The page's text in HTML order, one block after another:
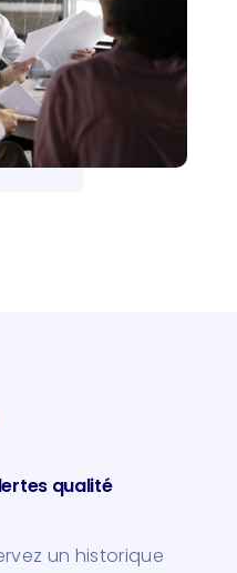
qualité
un historique